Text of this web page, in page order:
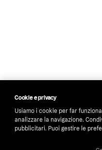
Cookie e privacy
Usiamo i cookie per far
analizzare la navigazione.
pubblicitari. Puoi gestire le